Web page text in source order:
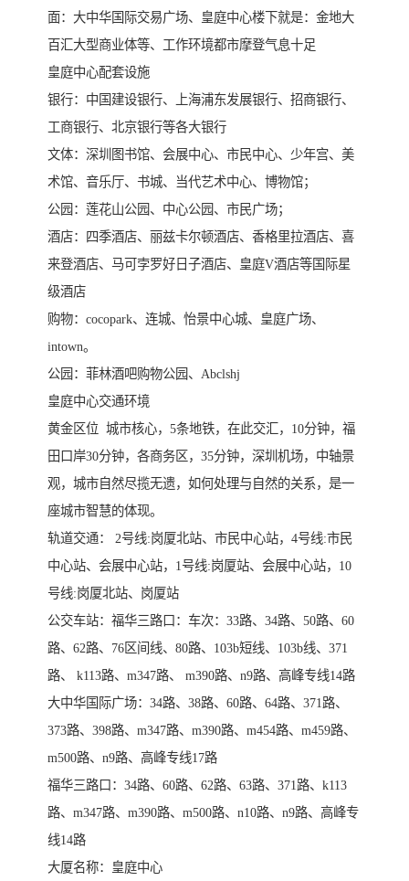
面：大中华国际交易广场、皇庭中心楼下就是：金地大
百汇大型商业体等、工作环境都市摩登气息十足
皇庭中心配套设施
银行：中国建设银行、上海浦东发展银行、招商银行、
工商银行、北京银行等各大银行
文体：深圳图书馆、会展中心、市民中心、少年宫、美
术馆、音乐厅、书城、当代艺术中心、博物馆；
公园：莲花山公园、中心公园、市民广场；
酒店：四季酒店、丽兹卡尔顿酒店、香格里拉酒店、喜
来登酒店、马可孛罗好日子酒店、皇庭V酒店等国际星
级酒店
购物：cocopark、连城、怡景中心城、皇庭广场、
intown。
公园：菲林酒吧购物公园、Abclshj
皇庭中心交通环境
黄金区位 城市核心，5条地铁，在此交汇，10分钟，福
田口岸30分钟，各商务区，35分钟，深圳机场，中轴景
观，城市自然尽揽无遗，如何处理与自然的关系，是一
座城市智慧的体现。
轨道交通： 2号线:岗厦北站、市民中心站，4号线:市民
中心站、会展中心站，1号线:岗厦站、会展中心站，10
号线:岗厦北站、岗厦站
公交车站：福华三路口：车次：33路、34路、50路、60
路、62路、76区间线、80路、103b短线、103b线、371
路、 k113路、m347路、 m390路、n9路、高峰专线14路
大中华国际广场：34路、38路、60路、64路、371路、
373路、398路、m347路、m390路、m454路、m459路、
m500路、n9路、高峰专线17路
福华三路口：34路、60路、62路、63路、371路、k113
路、m347路、m390路、m500路、n10路、n9路、高峰专
线14路
大厦名称：皇庭中心